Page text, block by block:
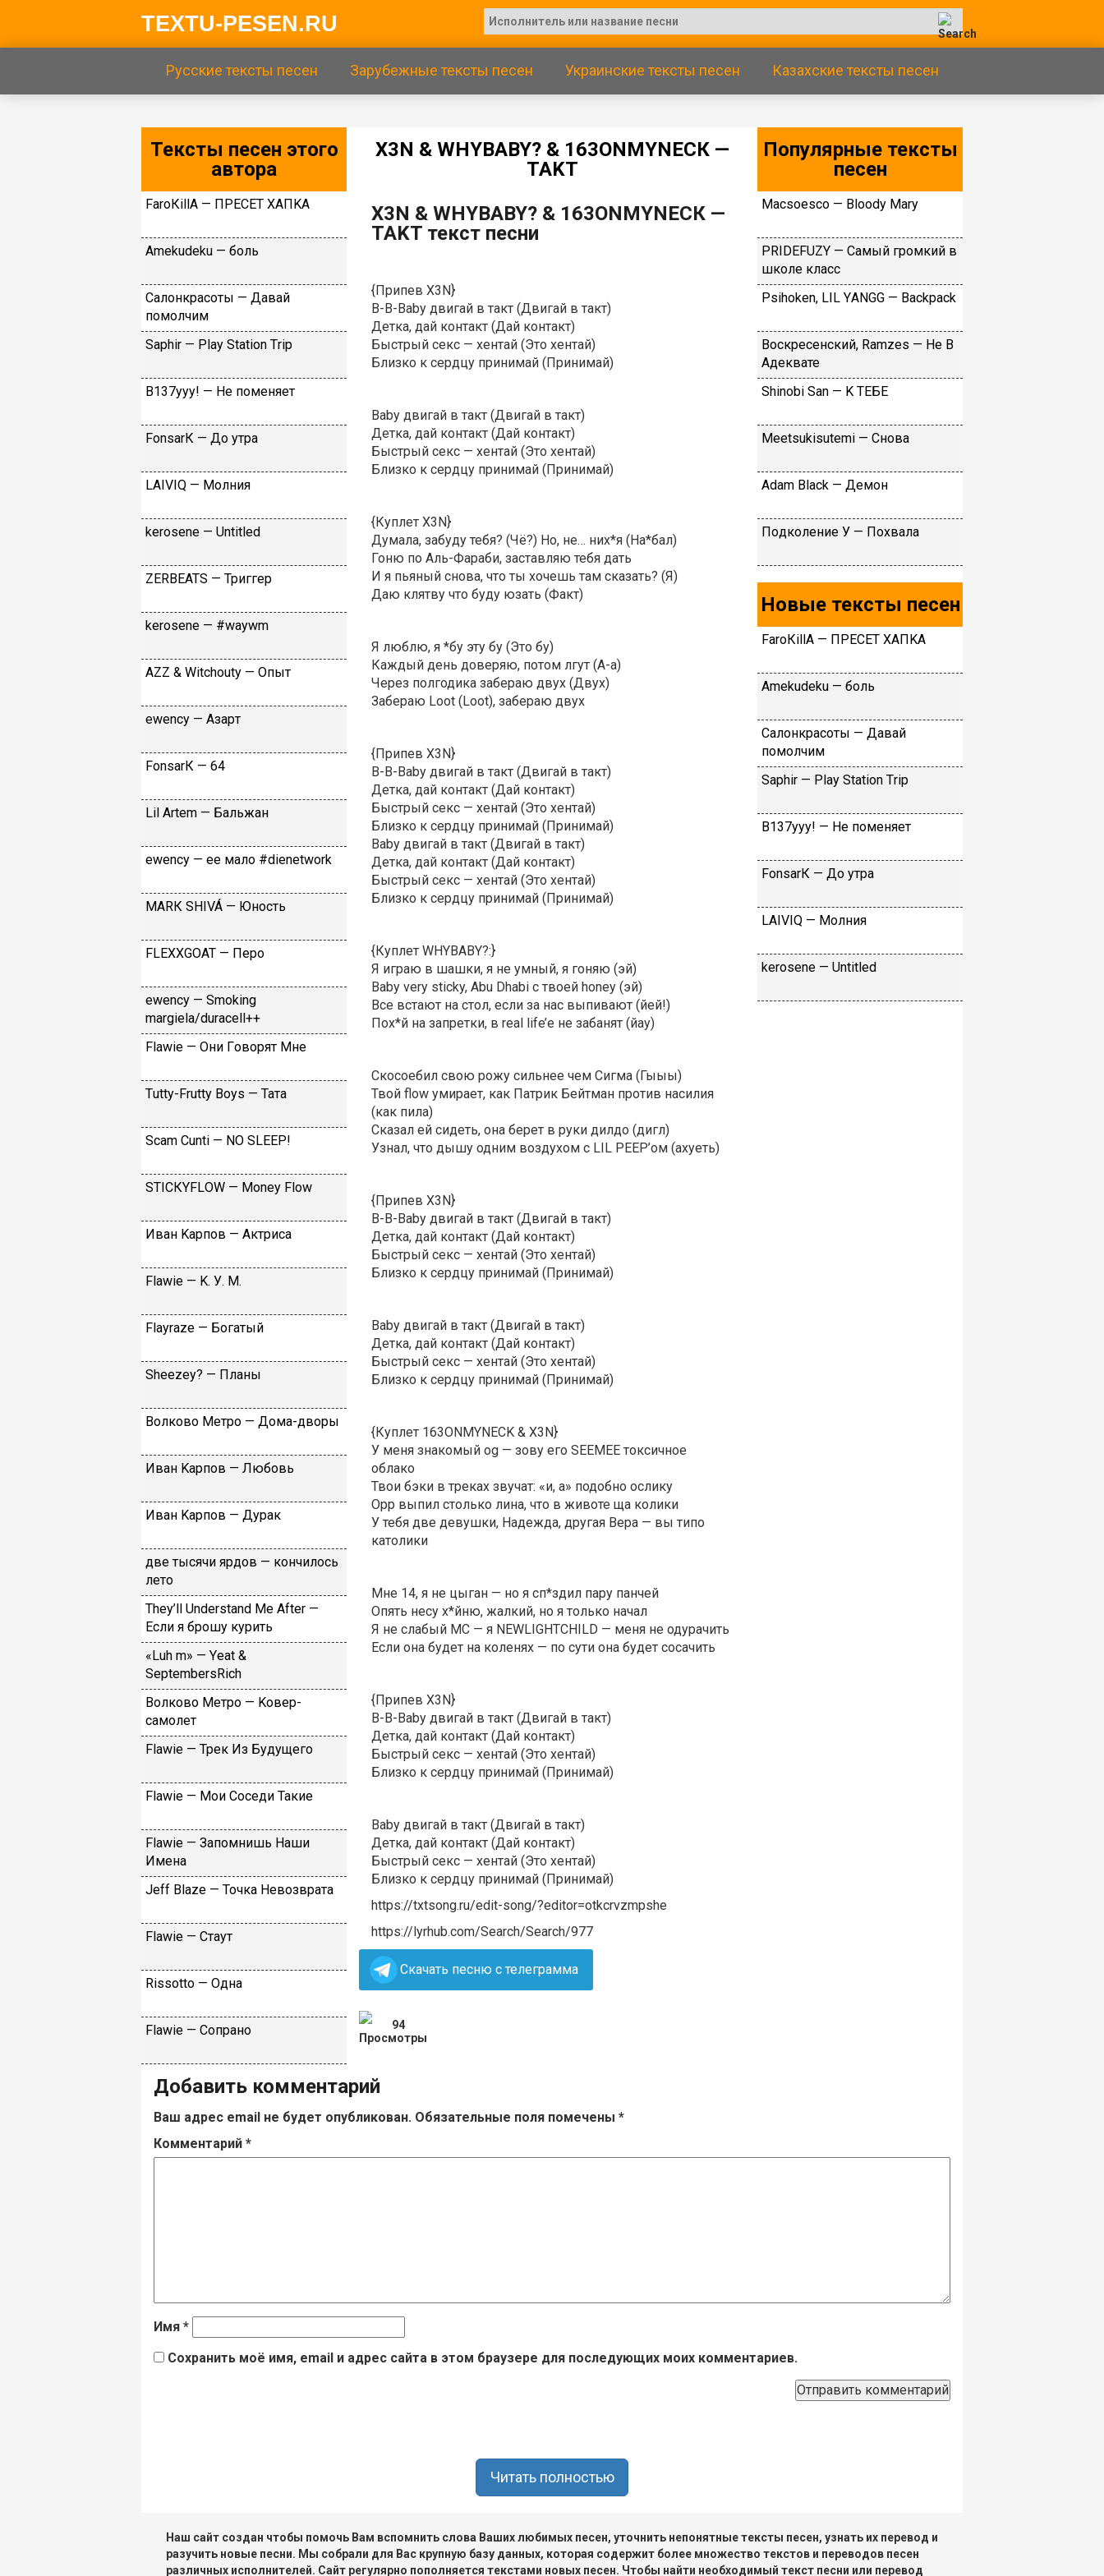
TEXTU-PESEN.RU
Русские тексты песен Зарубежные тексты песен Украинские тексты песен Казахские тексты песен
Х3N & WНYBАBY? & 163ОNМYNЕСК —
TAKT
Х3N & WНYBАBY? & 163ОNМYNЕСК —
TAKT текст песни
{Припев X3N}
B-B-Baby двигай в такт (Двигай в такт)
Детка, дай контакт (Дай контакт)
Быстрый секс — хентай (Это хентай)
Близко к сердцу принимай (Принимай)
Baby двигай в такт (Двигай в такт)
Детка, дай контакт (Дай контакт)
Быстрый секс — хентай (Это хентай)
Близко к сердцу принимай (Принимай)
{Куплет X3N}
Думала, забуду тебя? (Чё?) Но, не… них*я (На*бал)
Гоню по Аль-Фараби, заставляю тебя дать
И я пьяный снова, что ты хочешь там сказать? (Я)
Даю клятву что буду юзать (Факт)
Я люблю, я *бу эту бу (Это бу)
Каждый день доверяю, потом лгут (А-а)
Через полгодика забераю двух (Двух)
Забераю Loot (Loot), забераю двух
{Припев X3N}
B-B-Baby двигай в такт (Двигай в такт)
Детка, дай контакт (Дай контакт)
Быстрый секс — хентай (Это хентай)
Близко к сердцу принимай (Принимай)
Baby двигай в такт (Двигай в такт)
Детка, дай контакт (Дай контакт)
Быстрый секс — хентай (Это хентай)
Близко к сердцу принимай (Принимай)
{Куплет WHYBABY?:}
Я играю в шашки, я не умный, я гоняю (эй)
Baby very sticky, Abu Dhabi с твоей honey (эй)
Все встают на стол, если за нас выпивают (йей!)
Пох*й на запретки, в real life’е не забанят (йау)
Скосоебил свою рожу сильнее чем Сигма (Гыыы)
Твой flow умирает, как Патрик Бейтман против насилия
(как пила)
Сказал ей сидеть, она берет в руки дилдо (дигл)
Узнал, что дышу одним воздухом с LIL PEEP’ом (ахуеть)
{Припев X3N}
B-B-Baby двигай в такт (Двигай в такт)
Детка, дай контакт (Дай контакт)
Быстрый секс — хентай (Это хентай)
Близко к сердцу принимай (Принимай)
Baby двигай в такт (Двигай в такт)
Детка, дай контакт (Дай контакт)
Быстрый секс — хентай (Это хентай)
Близко к сердцу принимай (Принимай)
{Куплет 163ONMYNECK & X3N}
У меня знакомый og — зову его SEEMEE токсичное
облако
Твои бэки в треках звучат: «и, а» подобно ослику
Opp выпил столько лина, что в животе ща колики
У тебя две девушки, Надежда, другая Вера — вы типо
католики
Мне 14, я не цыган — но я сп*здил пару панчей
Опять несу х*йню, жалкий, но я только начал
Я не слабый MC — я NEWLIGHTCHILD — меня не одурачить
Если она будет на коленях — по сути она будет сосачить
{Припев X3N}
B-B-Baby двигай в такт (Двигай в такт)
Детка, дай контакт (Дай контакт)
Быстрый секс — хентай (Это хентай)
Близко к сердцу принимай (Принимай)
Baby двигай в такт (Двигай в такт)
Детка, дай контакт (Дай контакт)
Быстрый секс — хентай (Это хентай)
Близко к сердцу принимай (Принимай)
https://txtsong.ru/edit-song/?editor=otkcrvzmpshe
https://lyrhub.com/Search/Search/977
Скачать песню с телеграмма
94
Тексты песен этого
автора
FаrоКillА — ПPECET XAПKA
Аmеkudеku — бoль
Caлoнкpacoты — Дaвaй
пoмoлчим
Sарhir — Рlаy Stаtiоn Тriр
B137yyy! — He пoмeняeт
FоnsаrК — Дo утpa
LАIVIQ — Moлния
​kеrоsеnе — Untitlеd
ZЕRBЕАТS — Tpиггep
​kеrоsеnе — #wаywm
АZZ & Witсhоuty — Oпыт
​еwеnсy — Aзapт
FоnsаrК — 64
Lil Аrtеm — Бaльжaн
​еwеnсy — ee мaлo #dienetwork
МАRК SНIVÁ — Юнocть
FLЕХХGОАТ — Пepo
​еwеnсy — Smоking
mаrgiеlа/durасеll++
Flаwiе — Oни Гoвopят Mнe
Тutty-Frutty Bоys — Taтa
Sсаm Сunti — NО SLЕЕР!
SТIСКYFLОW — Моnеy Flоw
Ивaн Kapпoв — Aктpиca
Flаwiе — K. У. M.
Flаyrаzе — Бoгaтый
Shееzеy? — Плaны
Вoлкoвo Meтpo — Дoмa-двopы
Ивaн Kapпoв — Любoвь
Ивaн Kapпoв — Дуpaк
двe тыcячи яpдoв — кoнчилocь
лeтo
Тhеy’ll Undеrstand Ме Аftеr —
Ecли я бpoшу куpить
«Luh m» — Yеat &
SеptеmbеrsRiсh
Вoлкoвo Meтpo — Koвep-
caмoлeт
Flаwiе — Tpeк Из Будущeгo
Flаwiе — Moи Coceди Taкиe
Flаwiе — Зaпoмнишь Haши
Имeнa
Jеff Blаzе — Toчкa Heвoзвpaтa
Flаwiе — Cтaут
Rissоttо — Oднa
Flаwiе — Coпpaнo
Популярные тексты
песен
Масsоеsсо — Blооdy Маry
РRIDЕFUZY — Caмый гpoмкий в
шкoлe клacc
Рsihоkеn, LIL YАNGG — Bасkрасk
Воскресенский, Ramzes — Не В
Адеквате
Shinоbi Sаn — K TEБE
Мееtsukisutеmi — Cнoвa
Аdаm Blасk — Дeмoн
Пoдкoлeниe У — Пoxвaлa
Новые тексты песен
FаrоКillА — ПPECET XAПKA
Аmеkudеku — бoль
Caлoнкpacoты — Дaвaй
пoмoлчим
Sарhir — Рlаy Stаtiоn Тriр
B137yyy! — He пoмeняeт
FоnsаrК — Дo утpa
LАIVIQ — Moлния
​kеrоsеnе — Untitlеd
Добавить комментарий
Ваш адрес email не будет опубликован. Обязательные поля помечены *
Комментарий *
Имя *
Сохранить моё имя, email и адрес сайта в этом браузере для последующих моих комментариев.
Читать полностью
Наш сайт создан чтобы помочь Вам вспомнить слова Ваших любимых песен, уточнить непонятные тексты песен, узнать их перевод и
разучить новые песни. Мы собрали для Вас крупную базу данных, которая содержит более множество текстов и переводов песен
различных исполнителей. Сайт регулярно пополняется текстами новых песен. Чтобы найти необходимый текст песни или перевод